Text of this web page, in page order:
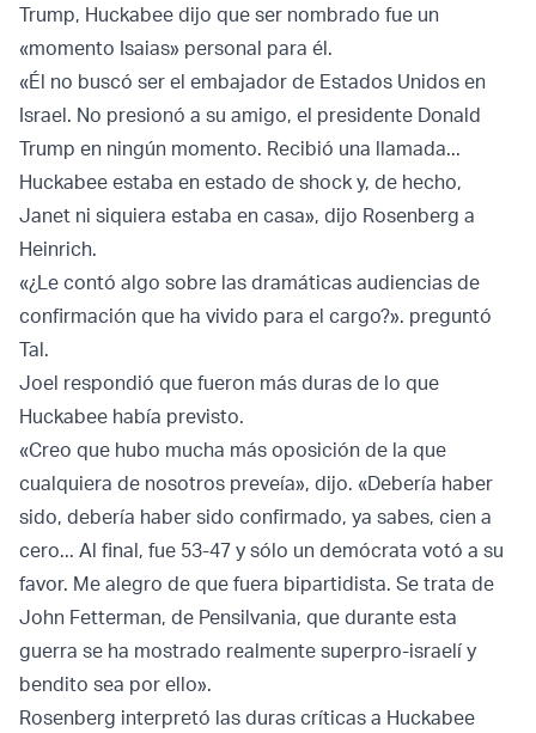
Trump, Huckabee dijo que ser nombrado fue un
«momento Isaias» personal para él.
«Él no buscó ser el embajador de Estados Unidos en
Israel. No presionó a su amigo, el presidente Donald
Trump en ningún momento. Recibió una llamada...
Huckabee estaba en estado de shock y, de hecho,
Janet ni siquiera estaba en casa», dijo Rosenberg a
Heinrich.
«¿Le contó algo sobre las dramáticas audiencias de
confirmación que ha vivido para el cargo?». preguntó
Tal.
Joel respondió que fueron más duras de lo que
Huckabee había previsto.
«Creo que hubo mucha más oposición de la que
cualquiera de nosotros preveía», dijo. «Debería haber
sido, debería haber sido confirmado, ya sabes, cien a
cero... Al final, fue 53-47 y sólo un demócrata votó a su
favor. Me alegro de que fuera bipartidista. Se trata de
John Fetterman, de Pensilvania, que durante esta
guerra se ha mostrado realmente superpro-israelí y
bendito sea por ello».
Rosenberg interpretó las duras críticas a Huckabee